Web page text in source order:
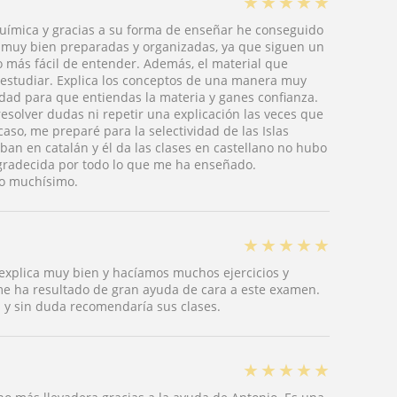
y gracias a su forma de enseñar he conseguido
bien preparadas y organizadas, ya que siguen un
fácil de entender. Además, el material que
Explica los conceptos de una manera muy
para que entiendas la materia y ganes confianza.
dudas ni repetir una explicación las veces que
me preparé para la selectividad de las Islas
en catalán y él da las clases en castellano no hubo
por todo lo que me ha enseñado.
muchísimo.
★ ★ ★ ★ ★
muy bien y hacíamos muchos ejercicios y
ha resultado de gran ayuda de cara a este examen.
sin duda recomendaría sus clases.
★ ★ ★ ★ ★